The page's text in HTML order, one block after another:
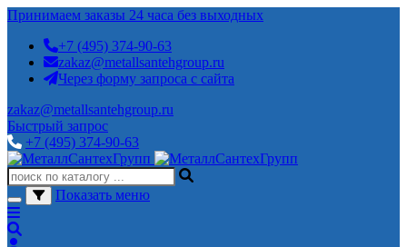
Принимаем заказы 24 часа без выходных
+7 (495) 374-90-63
zakaz@metallsantehgroup.ru
Через форму запроса с сайта
zakaz@metallsantehgroup.ru
Быстрый запрос
+7 (495) 374-90-63
Показать меню